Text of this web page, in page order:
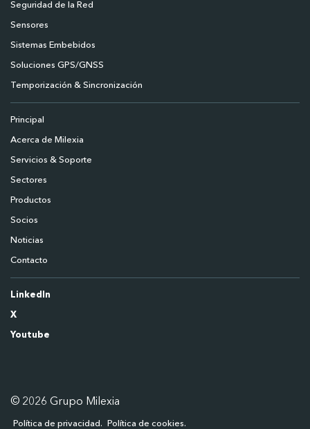
Seguridad de la Red
Sensores
Sistemas Embebidos
Soluciones GPS/GNSS
Temporización & Sincronización
Principal
Acerca de Milexia
Servicios & Soporte
Sectores
Productos
Socios
Noticias
Contacto
LinkedIn
X
Youtube
© 2026 Grupo Milexia
Política de privacidad Política de cookies